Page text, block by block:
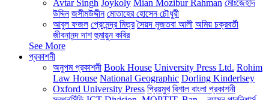
Avtar Singh Joykoly Mian Mozibur Rahman মোঃজেহাদ
উদ্দিন জসীমউদ্দীন মোতাহের হোসেন চৌধুরী
আবুল ফজল প্রেমেন্দ্র মিত্র সৈয়দ মুজতবা আলী অমিয় চক্রবর্তী
জীবনানন্দ দাশ হুমায়ুন কবির
See More
প্রকাশনী
অনুপম প্রকাশনী Book House University Press Ltd. Rohim
Law House National Geographic Dorling Kinderlsey
Oxford University Press প্রিয়মুখ বিশাল বাংলা প্রকাশনী